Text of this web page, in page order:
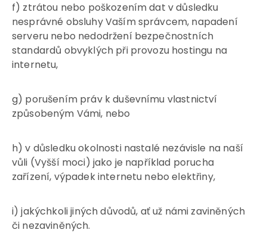
f) ztrátou nebo poškozením dat v důsledku
nesprávné obsluhy Vaším správcem, napadení
serveru nebo nedodržení bezpečnostních
standardů obvyklých při provozu hostingu na
internetu,
g) porušením práv k duševnímu vlastnictví
způsobeným Vámi, nebo
h) v důsledku okolnosti nastalé nezávisle na naší
vůli (Vyšší moci) jako je například porucha
zařízení, výpadek internetu nebo elektřiny,
i) jakýchkoli jiných důvodů, ať už námi zaviněných
či nezaviněných.